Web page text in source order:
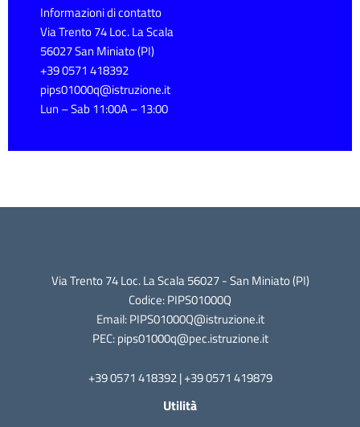
Informazioni di contatto
Via Trento 74 Loc. La Scala
56027 San Miniato (PI)
+39 0571 418392
pips01000q@istruzione.it
Lun – Sab 11:00A – 13:00
Via Trento 74 Loc. La Scala 56027 - San Miniato (PI)
Codice: PIPS01000Q
Email: PIPS01000Q@istruzione.it
PEC: pips01000q@pec.istruzione.it
+39 0571 418392 | +39 0571 419879
Utilità